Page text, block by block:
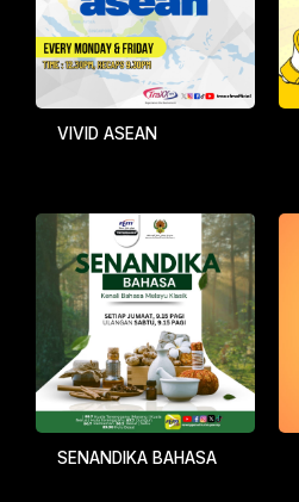
VIVID ASEAN
SENANDIKA BAHASA